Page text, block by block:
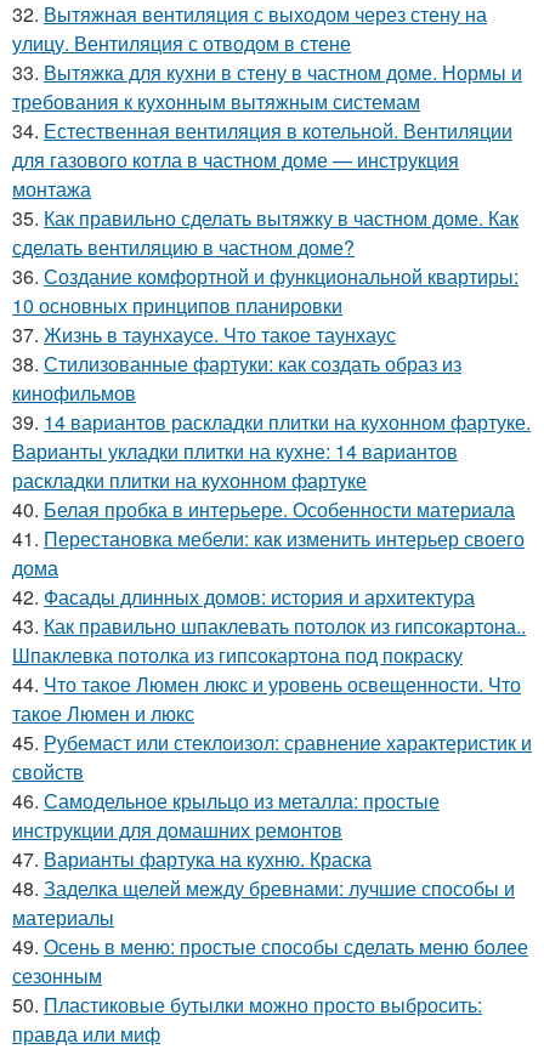
32. Вытяжная вентиляция с выходом через стену на
улицу. Вентиляция с отводом в стене
33. Вытяжка для кухни в стену в частном доме. Нормы и
требования к кухонным вытяжным системам
34. Естественная вентиляция в котельной. Вентиляции
для газового котла в частном доме — инструкция
монтажа
35. Как правильно сделать вытяжку в частном доме. Как
сделать вентиляцию в частном доме?
36. Создание комфортной и функциональной квартиры:
10 основных принципов планировки
37. Жизнь в таунхаусе. Что такое таунхаус
38. Стилизованные фартуки: как создать образ из
кинофильмов
39. 14 вариантов раскладки плитки на кухонном фартуке.
Варианты укладки плитки на кухне: 14 вариантов
раскладки плитки на кухонном фартуке
40. Белая пробка в интерьере. Особенности материала
41. Перестановка мебели: как изменить интерьер своего
дома
42. Фасады длинных домов: история и архитектура
43. Как правильно шпаклевать потолок из гипсокартона..
Шпаклевка потолка из гипсокартона под покраску
44. Что такое Люмен люкс и уровень освещенности. Что
такое Люмен и люкс
45. Рубемаст или стеклоизол: сравнение характеристик и
свойств
46. Самодельное крыльцо из металла: простые
инструкции для домашних ремонтов
47. Варианты фартука на кухню. Краска
48. Заделка щелей между бревнами: лучшие способы и
материалы
49. Осень в меню: простые способы сделать меню более
сезонным
50. Пластиковые бутылки можно просто выбросить:
правда или миф